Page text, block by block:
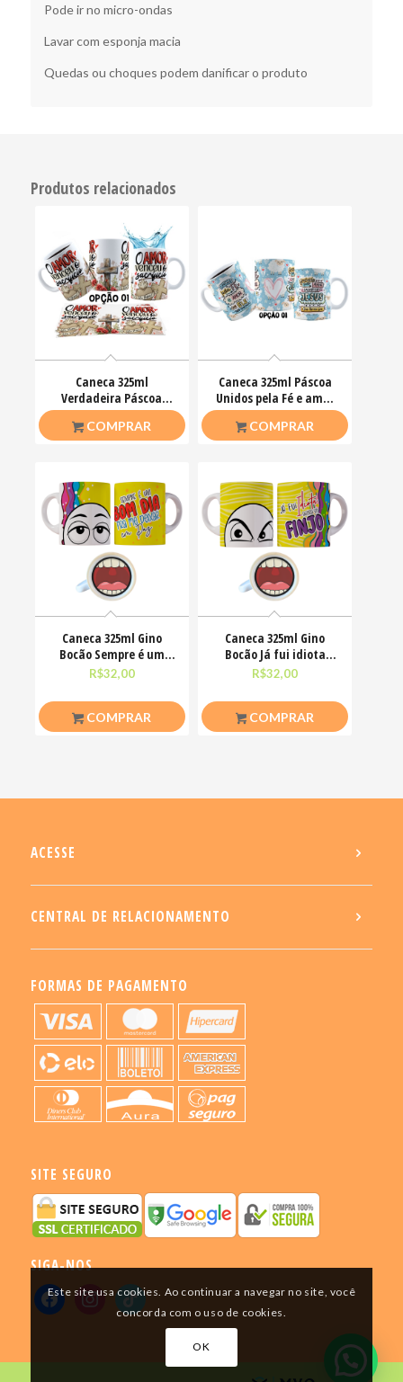
Pode ir no micro-ondas
Lavar com esponja macia
Quedas ou choques podem danificar o produto
Produtos relacionados
Caneca 325ml
Verdadeira Páscoa
Jesus Cristo O amor
venceu
COMPRAR
Caneca 325ml Páscoa
Unidos pela Fé e amor
que ele nos ensinou
COMPRAR
Caneca 325ml Gino
Bocão Sempre é um
bom dia pra me deixar
R$32,00
COMPRAR
Caneca 325ml Gino
Bocão Já fui idiota
agora só finjo Meme
R$32,00
COMPRAR
ACESSE
CENTRAL DE RELACIONAMENTO
FORMAS DE PAGAMENTO
SITE SEGURO
SIGA-NOS
Este site usa cookies. Ao continuar a navegar no site, você
concorda com o uso de cookies.
OK